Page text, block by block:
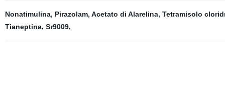
Nonatimulina, Pirazolam, Acetato di Alarelina, Tetramisolo
Tianeptina, Sr9009,